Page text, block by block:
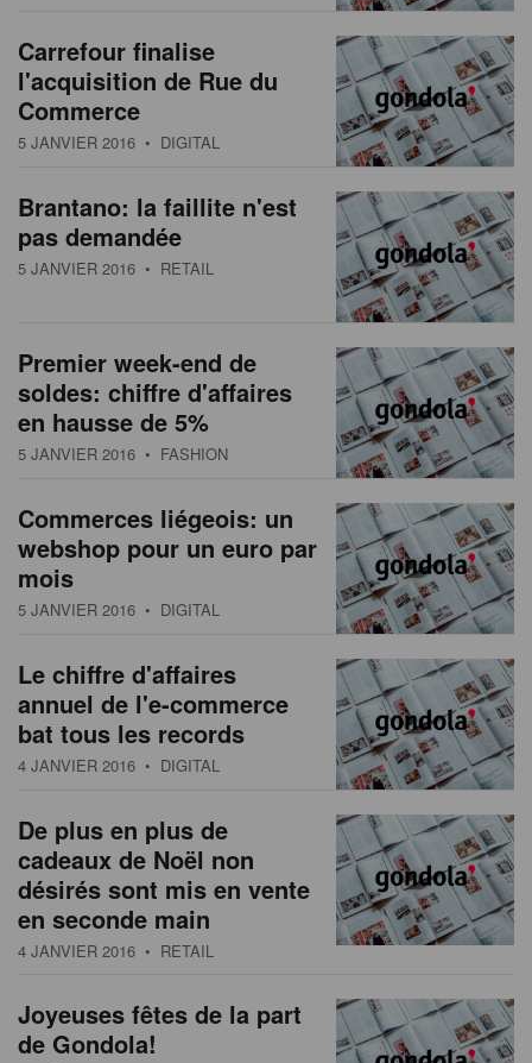
Carrefour finalise
l'acquisition de Rue du
Commerce
5 JANVIER 2016 • DIGITAL
Brantano: la faillite n'est
pas demandée
5 JANVIER 2016 • RETAIL
Premier week-end de
soldes: chiffre d'affaires
en hausse de 5%
5 JANVIER 2016 • FASHION
Commerces liégeois: un
webshop pour un euro par
mois
5 JANVIER 2016 • DIGITAL
Le chiffre d'affaires
annuel de l'e-commerce
bat tous les records
4 JANVIER 2016 • DIGITAL
De plus en plus de
cadeaux de Noël non
désirés sont mis en vente
en seconde main
4 JANVIER 2016 • RETAIL
Joyeuses fêtes de la part
de Gondola!
a
t
i
o